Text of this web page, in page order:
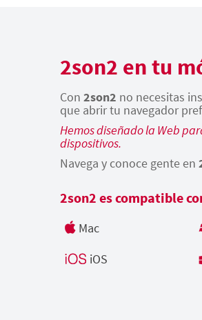
2son2 en tu
Con 2son2 no necesitas
que abrir tu navegador
Hemos diseñado la Web
dispositivos.
Navega y conoce gente en
2son2 es compatible
Mac
iOS